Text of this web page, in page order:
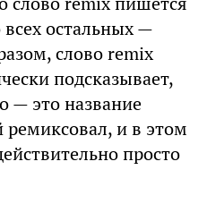
остальных —
слово remix
подсказывает,
— это название
и в этом
просто